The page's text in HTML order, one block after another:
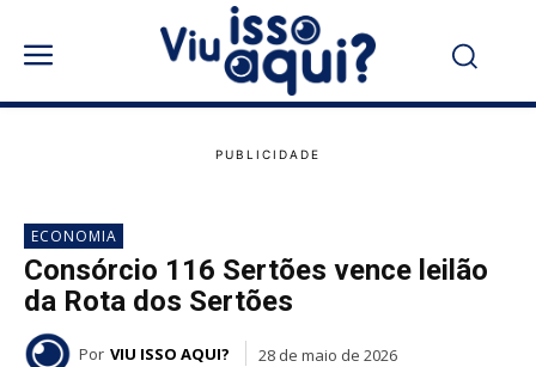
ECONOMIA
Consórcio 116 Sertões vence leilão
da Rota dos Sertões
Por VIU ISSO AQUI? 28 de maio de 2026